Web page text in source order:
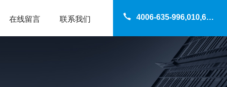
4006-635-996,010,69200960
在线留言 联系我们